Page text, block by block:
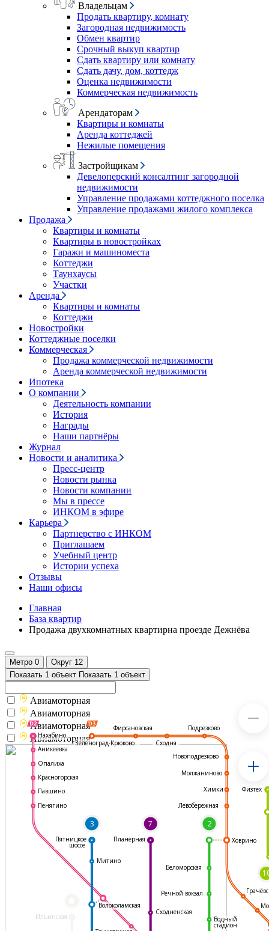
Владельцам
Продать квартиру, комнату
Загородная недвижимость
Обмен квартир
Срочный выкуп квартир
Сдать квартиру или комнату
Сдать дачу, дом, коттедж
Оценка недвижимости
Коммерческая недвижимость
Арендаторам
Квартиры и комнаты
Аренда коттеджей
Нежилые помещения
Застройщикам
Девелоперский консалтинг загородной
недвижимости
Управление продажами коттеджного поселка
Управление продажами жилого комплекса
Продажа
Квартиры и комнаты
Квартиры в новостройках
Гаражи и машиноместа
Коттеджи
Таунхаусы
Участки
Аренда
Квартиры и комнаты
Коттеджи
Новостройки
Коттеджные поселки
Коммерческая
Продажа коммерческой недвижимости
Аренда коммерческой недвижимости
Ипотека
О компании
Деятельность компании
История
Награды
Наши партнёры
Журнал
Новости и аналитика
Пресс-центр
Новости рынка
Новости компании
Мы в прессе
ИНКОМ в эфире
Карьера
Партнерство с ИНКОМ
Приглашаем
Учебный центр
Истории успеха
Отзывы
Наши офисы
Главная
База квартир
Продажа двухкомнатных квартирна проезде Дежнёва
Метро 0 Округ 12
Показать 1 объект Показать 1 объект
Ильинская
3 7 2
Фирсановская
Сходня
Подрезково
Новоподрезково
Молжаниново
Химки
Левобережная
Ховрино
Водный
стадион
Сходненская
Волоколамская
Митино
Нахабино
Аникеевка
Опалиха
Красногорская
Павшино
Пенягино
Пятницкое
шоссе
Планерная
Физтех
Речной вокзал
Беломорская
Зеленоград-Крюково
Авиамоторная
Авиамоторная
Авиамоторная
Авиамоторная